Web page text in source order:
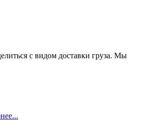
с видом доставки груза. Мы